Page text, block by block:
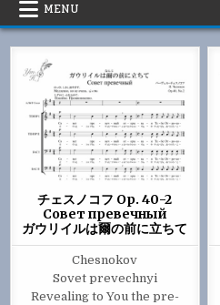
MENU
チェスノコフ Op. 40-2
Совет превечный
ガウリイルは爾の前に立ちて
Chesnokov
Sovet prevechnyi
Revealing to You the pre-